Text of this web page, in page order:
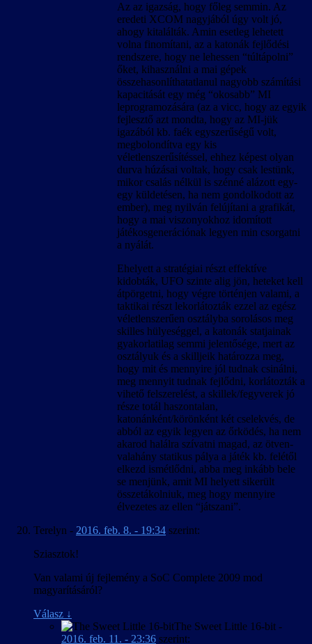
Az az igazság, hogy főleg semmin. Az
eredeti XCOM nagyjából úgy volt jó,
ahogy kitalálták. Amin esetleg lehetett
volna finomítani, az a katonák fejlődési
rendszere, hogy ne lehessen “túltápolni”
őket, kihasználni a mai gépek
összehasonlíthatatlanul nagyobb számítási
kapacitását egy még “okosabb” MI
leprogramozására (az a vicc, hogy az egyik
fejlesztő azt mondta, hogy az MI-jük
igazából kb. faék egyszerűségű volt,
megbolondítva egy kis
véletlenszerűsítéssel, ehhez képest olyan
durva húzásai voltak, hogy csak lestünk,
mikor csalás nélkül is szénné alázott egy-
egy küldetésen, ha nem gondolkodott az
ember), meg nyilván felújítani a grafikát,
hogy a mai viszonyokhoz idomított
játékosgenerációnak legyen min csorgatni
a nyálát.
Ehelyett a stratégiai részt effektíve
kidobták, UFO szinte alig jön, heteket kell
átpörgetni, hogy végre történjen valami, a
taktikai részt lekorlátozták ezzel az egész
véletlenszerűen osztályba sorolásos meg
skilles hülyeséggel, a katonák statjainak
gyakorlatilag semmi jelentősége, mert az
osztályuk és a skilljeik határozza meg,
hogy mit és mennyire jól tudnak csinálni,
meg mennyit tudnak fejlődni, korlátozták a
vihető felszerelést, a skillek/fegyverek jó
része totál haszontalan,
katonánként/körönként két cselekvés, de
abból az egyik legyen az őrködés, ha nem
akarod halálra szívatni magad, az ötven-
valahány statikus pálya a játék kb. felétől
elkezd ismétlődni, abba meg inkább bele
se menjünk, amit MI helyett sikerült
összetákolniuk, meg hogy mennyire
élvezetes az ellen “játszani”.
Terelyn - 2016. feb. 8. - 19:34 szerint:
Sziasztok!
Van valami új fejlemény a SoC Complete 2009 mod
magyarításáról?
Válasz ↓
The Sweet Little 16-bit -
2016. feb. 11. - 23:36 szerint: